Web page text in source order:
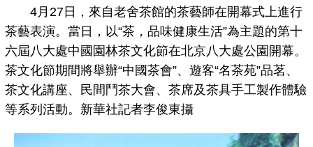
4月27日，來自老舍茶館的茶藝師在開幕式上進行
茶藝表演。當日，以“茶，品味健康生活”為主題的第十
六屆八大處中國園林茶文化節在北京八大處公園開幕。
茶文化節期間將舉辦“中國茶會”、遊客“名茶苑”品茗、
茶文化講座、民間鬥茶大會、茶席及茶具手工製作體驗
等系列活動。新華社記者李俊東攝